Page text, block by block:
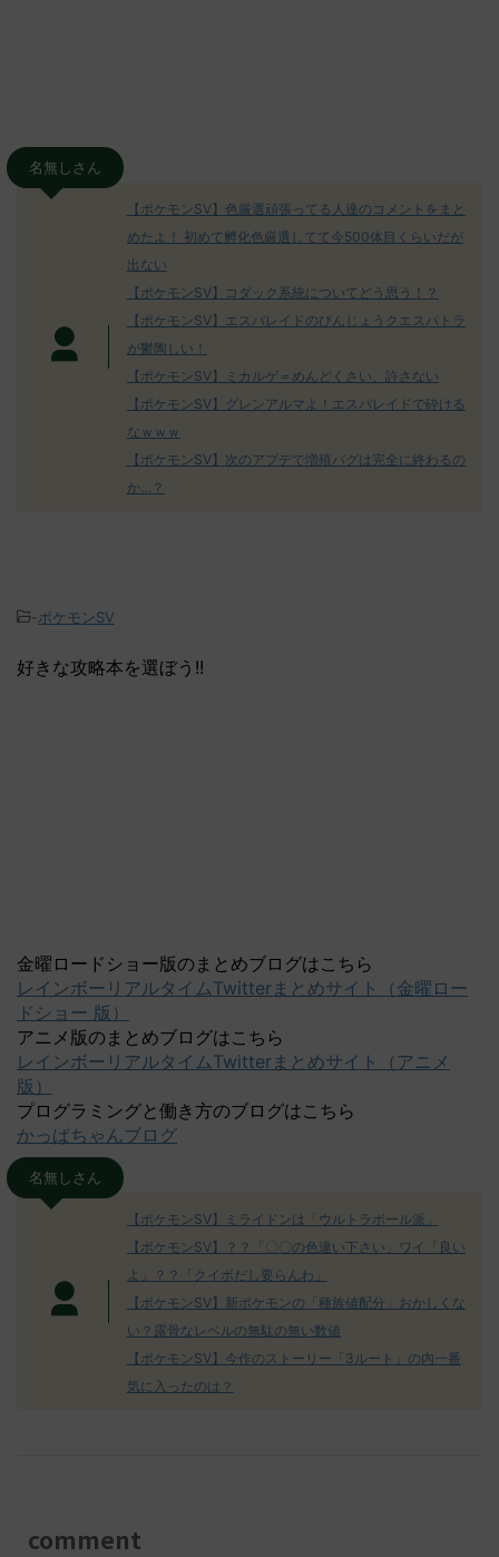
名無しさん
【ポケモンSV】色厳選頑張ってる人達のコメントをまと
めたよ！ 初めて孵化色厳選してて今500体目くらいだが
出ない
【ポケモンSV】コダック系統についてどう思う！？
【ポケモンSV】エスバレイドのびんじょうクエスパトラ
が鬱陶しい！
【ポケモンSV】ミカルゲ＝めんどくさい、許さない
【ポケモンSV】グレンアルマよ！エスバレイドで砕ける
なｗｗｗ
【ポケモンSV】次のアプデで増殖バグは完全に終わるの
か…？
ポケモンSV
好きな攻略本を選ぼう!!
金曜ロードショー版のまとめブログはこちら
レインボーリアルタイムTwitterまとめサイト（金曜ロー
ドショー 版）
アニメ版のまとめブログはこちら
レインボーリアルタイムTwitterまとめサイト（アニメ
版）
プログラミングと働き方のブログはこちら
かっぱちゃんブログ
名無しさん
【ポケモンSV】ミライドンは「ウルトラボール派」
【ポケモンSV】？？「〇〇の色違い下さい」ワイ「良い
よ」？？「クイボだし要らんわ」
【ポケモンSV】新ポケモンの「種族値配分」おかしくな
い？露骨なレベルの無駄の無い数値
【ポケモンSV】今作のストーリー「3ルート」の内一番
気に入ったのは？
comment